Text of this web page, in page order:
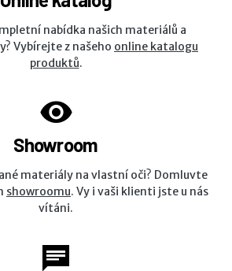
nabídka našich materiálů a
Vybírejte z našeho online katalogu
produktů.
Showroom
materiály na vlastní oči? Domluvte
showroomu. Vy i vaši klienti jste u nás
vítáni.